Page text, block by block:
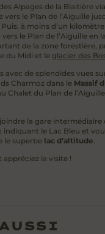
Alpages de la Blaitière
le Plan de l’Aiguille
à moins d’un
le Plan de l’Aiguille en
de la zone forestière,
du Midi et le glacier des
avec de splendides vues
Charmoz dans le Massif
Chalet du Plan de
la gare intermédiaire
indiquant le Lac Bleu et
le superbe lac d’altitude
appréciez la visite !